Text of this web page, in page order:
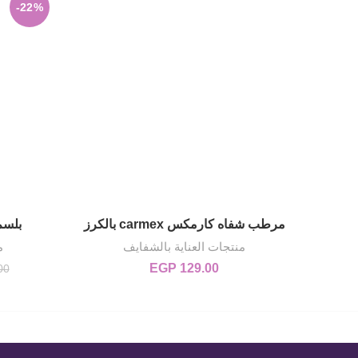
إضافة إلى السلة
مرطب شفاه كارمكس carmex بالكرز
منتجات العناية بالشفايف
EGP 129.00
-22%